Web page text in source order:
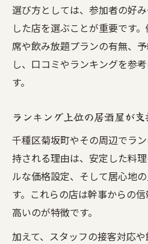
選び方としては、参加者の好
した店を選ぶことが重要です
席や飲み放題プランの有無、
し、口コミやランキングを参
す。
ランキング上位の居酒屋が
千種区菊坂町やその周辺でラ
持される理由は、安定した料
ルな価格設定、そして居心地
す。これらの店は幹事からの
高いのが特徴です。
加えて、スタッフの接客対応